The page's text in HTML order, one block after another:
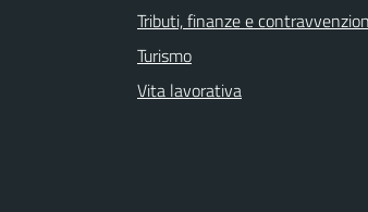
Tributi, finanze e
Turismo
Vita lavorativa